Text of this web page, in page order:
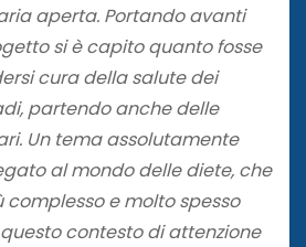
aperta. Portando avanti
si è capito quanto fosse
cura della salute dei
partendo anche delle
Un tema assolutamente
al mondo delle diete, che
e molto spesso
contesto di attenzione